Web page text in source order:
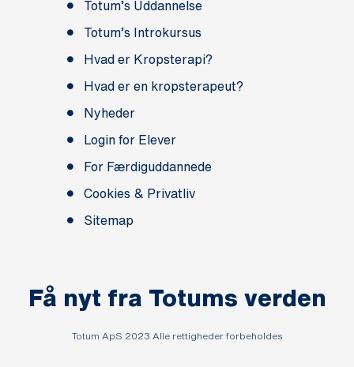
Totum’s Uddannelse
Totum’s Introkursus
Hvad er Kropsterapi?
Hvad er en kropsterapeut?
Nyheder
Login for Elever
For Færdiguddannede
Cookies & Privatliv
Sitemap
Få nyt fra Totums verden
Totum ApS 2023 Alle rettigheder forbeholdes